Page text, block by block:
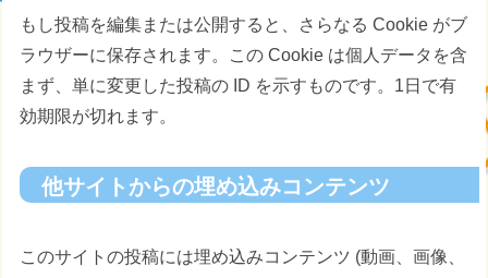
もし投稿を編集または公開すると、さらなる Cookie がブ
ラウザーに保存されます。この Cookie は個人データを含
まず、単に変更した投稿の ID を示すものです。1日で有
効期限が切れます。
他サイトからの埋め込みコンテンツ
このサイトの投稿には埋め込みコンテンツ (動画、画像、